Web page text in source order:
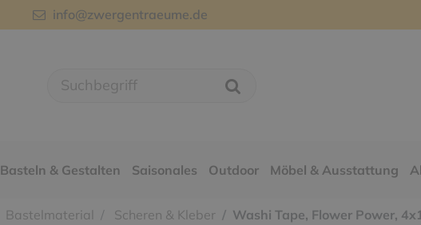
info@zwergentraeume.de
Basteln & Gestalten Saisonales Outdoor Möbel & Ausstattung
Bastelmaterial Scheren & Kleber Washi Tape, Flower Power,